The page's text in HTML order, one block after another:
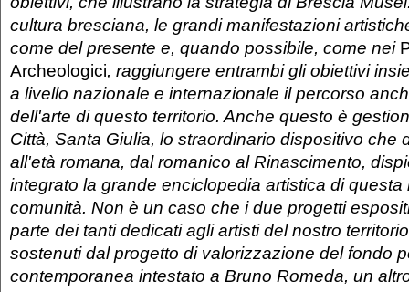
cultura bresciana, le grandi manifestazioni
come del presente e, quando possibile, come nei
Archeologici, raggiungere entrambi gli obiettivi
a livello nazionale e internazionale il percorso
dell'arte di questo territorio. Anche questo è
Città, Santa Giulia, lo straordinario dispositivo che
all'età romana, dal romanico al Rinascimento,
integrato la grande enciclopedia artistica di
comunità. Non è un caso che i due progetti
parte dei tanti dedicati agli artisti del nostro
sostenuti dal progetto di valorizzazione del fondo
contemporanea intestato a Bruno Romeda, un